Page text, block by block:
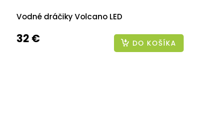
Vodné dráčiky Volcano LED
32 € DO KOŠÍKA